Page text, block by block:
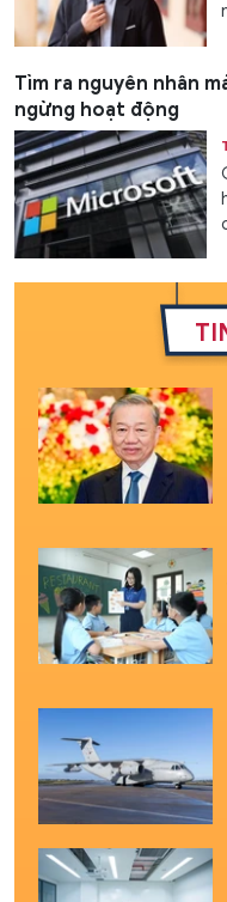
Tìm ra nguyên nhân
ngừng hoạt động